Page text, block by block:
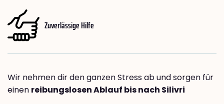
Zuverlässige Hilfe
Wir nehmen dir den ganzen Stress ab und sorgen für
einen reibungslosen Ablauf bis nach Silivri